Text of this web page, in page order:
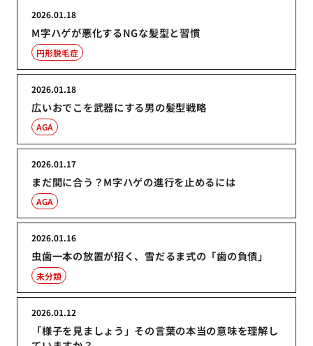
M字ハゲが悪化するNGな髪型と習慣
2026.01.18
円形脱毛症
広いおでこを武器にする男の髪型戦略
2026.01.18
AGA
まだ間に合う？M字ハゲの進行を止めるには
2026.01.17
AGA
虫歯一本の放置が招く、雪だるま式の「歯の負債」
2026.01.16
未分類
「様子を見ましょう」その言葉の本当の意味を理解し
2026.01.12